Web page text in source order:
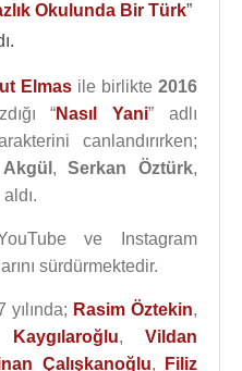
Okulunda Bir Türk”
Elmas ile birlikte 2016
“Nasıl Yani” adlı
canlandırırken;
,Serkan Öztürk,
ve Instagram
sürdürmektedir.
yılında; Rasim Öztekin,
, Vildan
Çalışkanoğlu,
Filiz